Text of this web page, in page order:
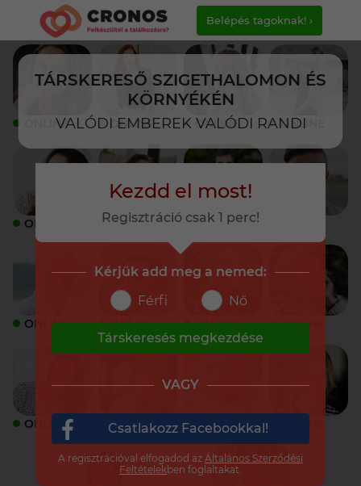
TÁRSKERESŐ SZIGETHALOMON ÉS
KÖRNYÉKÉN
VALÓDI EMBEREK VALÓDI RANDI
Belépés tagoknak! ›
ONLINE ONLINE ONLINE ONLINE
ONLINE ONLINE ONLINE
ONLINE ONLINE ONLINE ONLINE
ONLINE ONLINE ONLINE
Kezdd el most!
Regisztráció csak 1 perc!
Kérjük add meg a nemed:
Férfi
Nő
Társkeresés megkezdése
VAGY
Csatlakozz Facebookkal!
A regisztrációval elfogadod az Általános Szerződési
Feltételekben foglaltakat.